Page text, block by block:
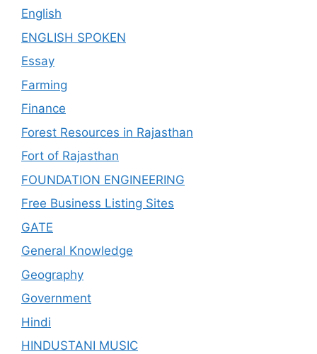
English
ENGLISH SPOKEN
Essay
Farming
Finance
Forest Resources in Rajasthan
Fort of Rajasthan
FOUNDATION ENGINEERING
Free Business Listing Sites
GATE
General Knowledge
Geography
Government
Hindi
HINDUSTANI MUSIC